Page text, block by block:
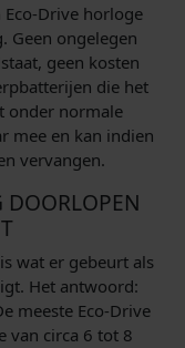
Drive horloge
Geen ongelegen
geen kosten
die het
onder normale
mee en kan indien
vervangen.
DOORLOPEN
wat er gebeurt als
Het antwoord:
meeste Eco-Drive
van circa 6 tot 8